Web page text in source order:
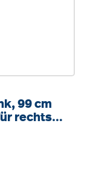
99 cm
rechts